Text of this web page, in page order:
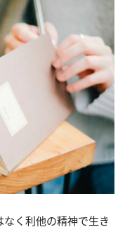
く利他の精神で生き